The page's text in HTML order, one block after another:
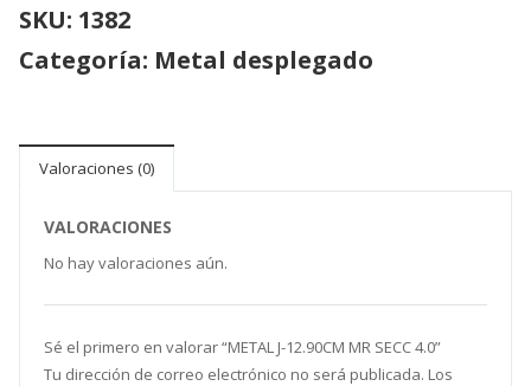
SKU: 1382
Categoría: Metal desplegado
Valoraciones (0)
VALORACIONES
No hay valoraciones aún.
Sé el primero en valorar “ METAL J-12.90CM MR SECC 4.0”
Tu dirección de correo electrónico no será publicada. Los